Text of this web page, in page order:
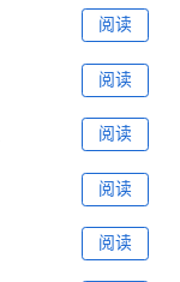
阅读
阅读
阅读
阅读
阅读